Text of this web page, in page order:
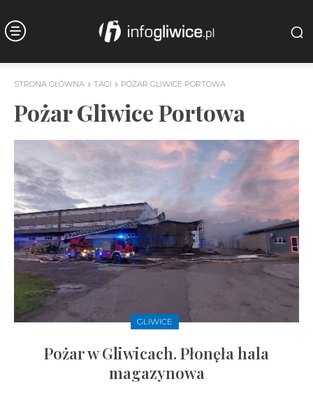
STRONA GŁÓWNA TAGI POŻAR GLIWICE PORTOWA
Pożar Gliwice Portowa
GLIWICE
Pożar w Gliwicach. Płonęła hala
magazynowa